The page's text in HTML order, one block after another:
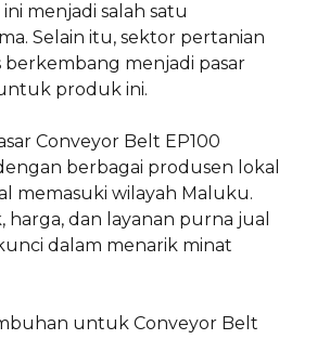
menjadi salah satu
Selain itu, sektor pertanian
menjadi pasar
produk ini.
Conveyor Belt EP100
berbagai produsen lokal
memasuki wilayah Maluku.
harga, dan layanan purna jual
dalam menarik minat
untuk Conveyor Belt